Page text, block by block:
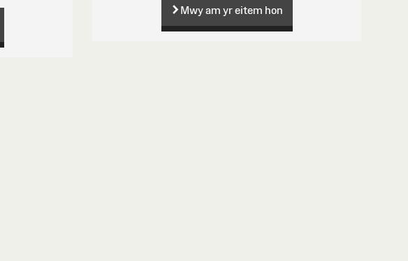
Mwy am yr eitem hon